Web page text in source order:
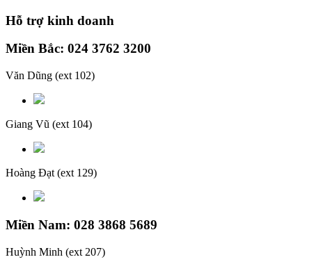
Hỗ trợ kinh doanh
Miền Bắc: 024 3762 3200
Văn Dũng (ext 102)
Giang Vũ (ext 104)
Hoàng Đạt (ext 129)
Miền Nam: 028 3868 5689
Huỳnh Minh (ext 207)